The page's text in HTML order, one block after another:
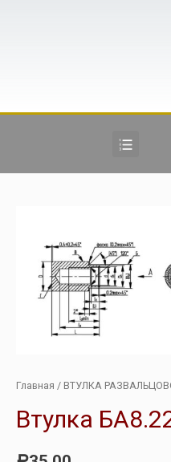
Главная / ВТУЛКА
Втулка